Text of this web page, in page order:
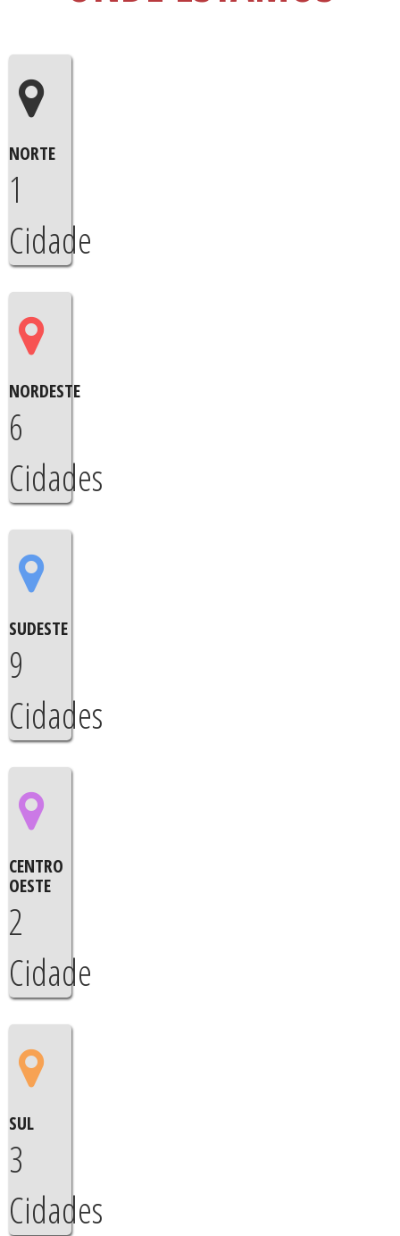
NORTE
1
Cidade
NORDESTE
6
Cidades
SUDESTE
9
Cidades
CENTRO
OESTE
2
Cidade
SUL
3
Cidades